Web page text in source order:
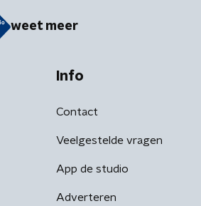
weet meer
Info
Contact
Veelgestelde vragen
App de studio
Adverteren